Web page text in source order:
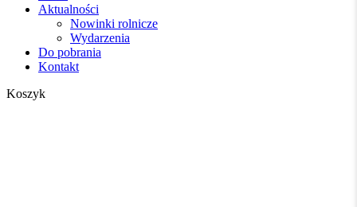
Aktualności
Nowinki rolnicze
Wydarzenia
Do pobrania
Kontakt
KoszykZamknij